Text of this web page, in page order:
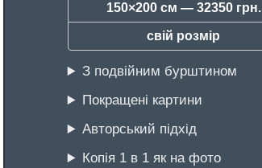
150×200 см — 32350 грн.
свій розмір
З подвійним бурштином
Покращені картини
Авторський підхід
Копія 1 в 1 як на фото